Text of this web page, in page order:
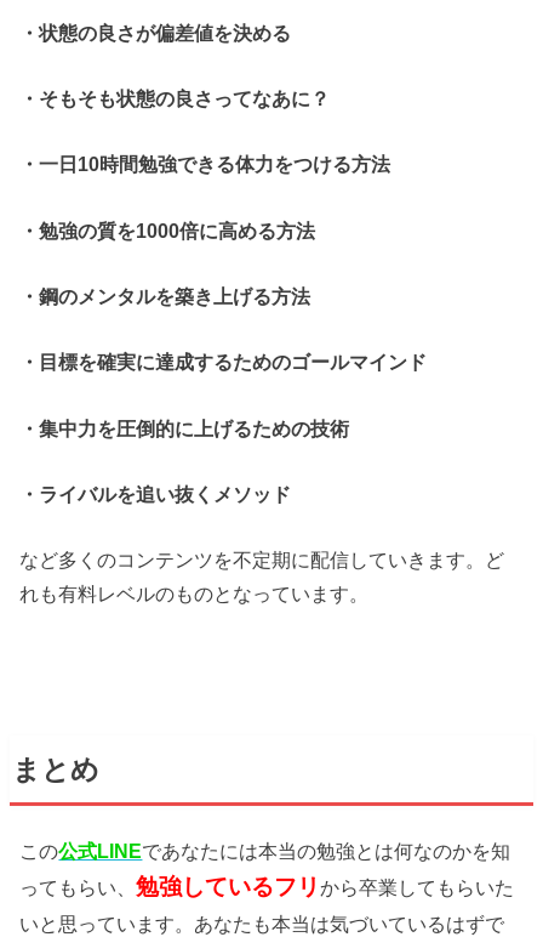
・状態の良さが偏差値を決める
・そもそも状態の良さってなあに？
・一日10時間勉強できる体力をつける方法
・勉強の質を1000倍に高める方法
・鋼のメンタルを築き上げる方法
・目標を確実に達成するためのゴールマインド
・集中力を圧倒的に上げるための技術
・ライバルを追い抜くメソッド
など多くのコンテンツを不定期に配信していきます。ど
れも有料レベルのものとなっています。
まとめ
この公式LINEであなたには本当の勉強とは何なのかを知
ってもらい、勉強しているフリから卒業してもらいた
いと思っています。あなたも本当は気づいているはずで